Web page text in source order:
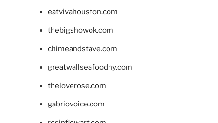
eatvivahouston.com
thebigshowok.com
chimeandstave.com
greatwallseafoodny.com
theloverose.com
gabriovoice.com